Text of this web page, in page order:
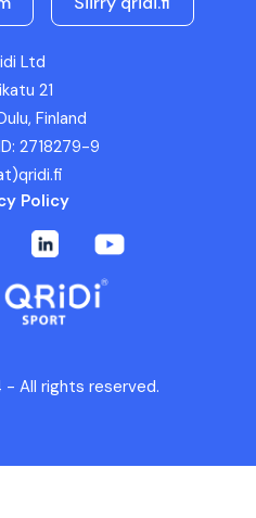
Ltd
21
Finland
2718279-9
Policy
All rights reserved.